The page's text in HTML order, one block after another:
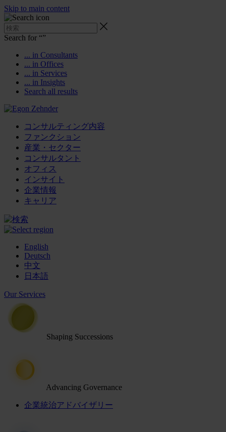
Skip to main content
Search for “”
... in Consultants
... in Offices
... in Services
... in Insights
Search all results
コンサルティング内容
ファンクション
産業・セクター
コンサルタント
オフィス
インサイト
企業情報
キャリア
English
Deutsch
中文
日本語
Our Services
Shaping Successions
Advancing Governance
企業統治アドバイザリー